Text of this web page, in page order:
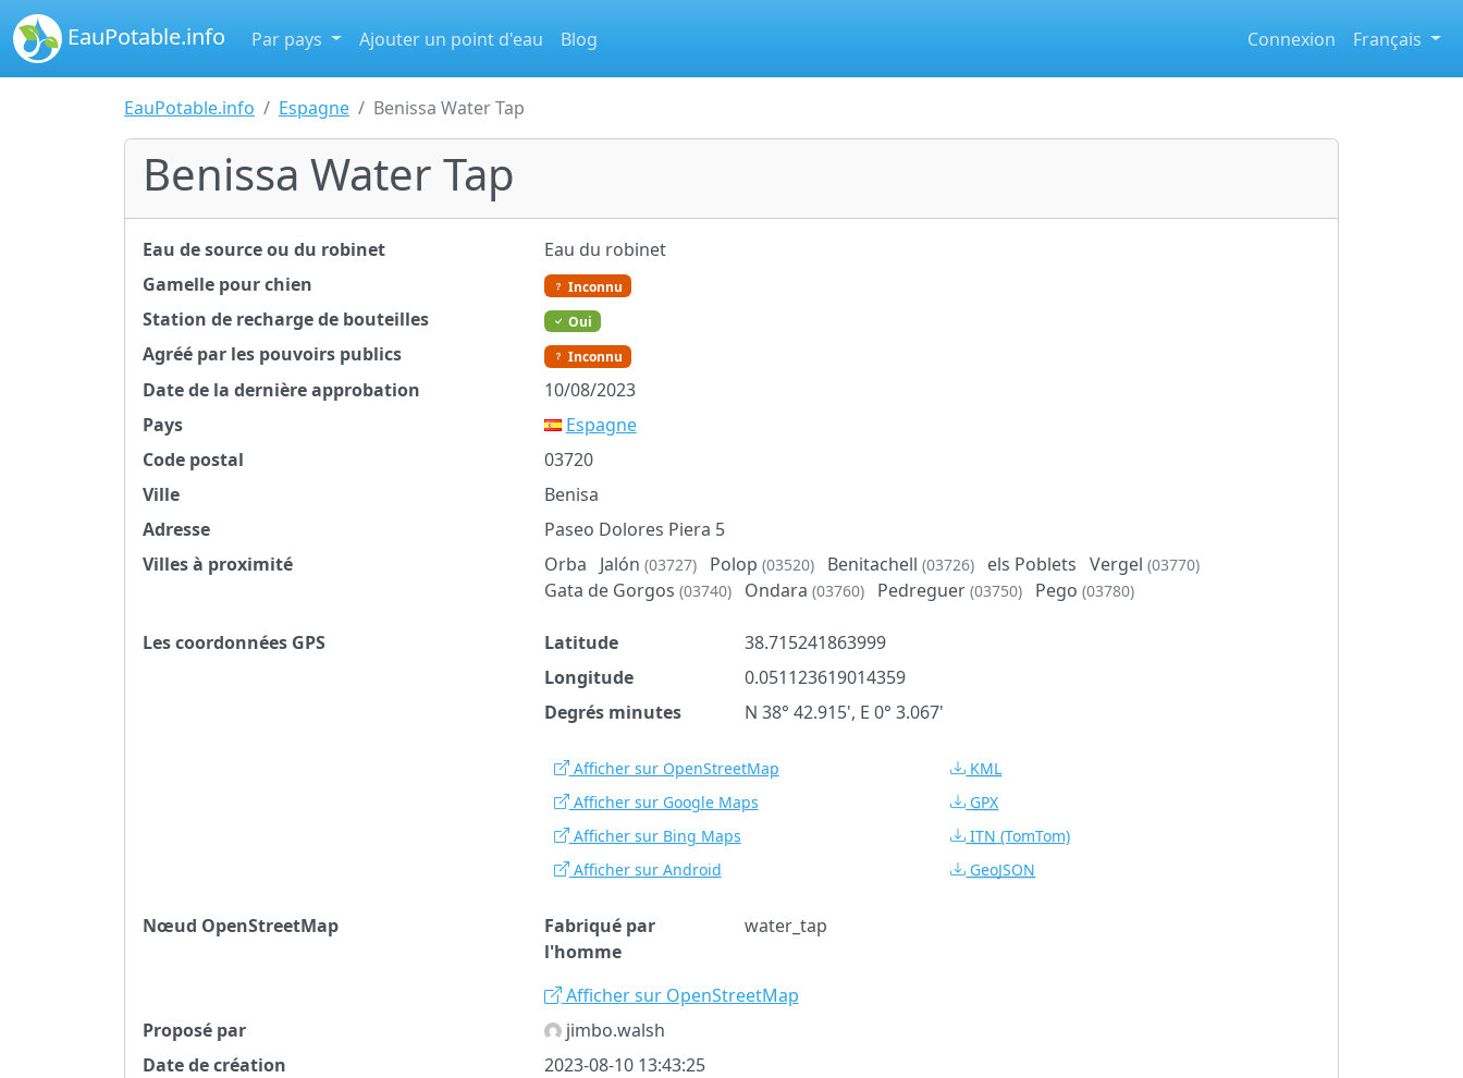
EauPotable.info Par pays Ajouter un point d'eau Blog Connexion Français
EauPotable.info Espagne Benissa Water Tap
Benissa Water Tap
Eau de source ou du robinet
Eau du robinet
Gamelle pour chien
Inconnu
Station de recharge de bouteilles Oui
Agréé par les pouvoirs publics Inconnu
Date de la dernière approbation
10/08/2023
Pays
Espagne
Code postal
03720
Ville
Benisa
Adresse
Paseo Dolores Piera 5
Villes à proximité
Orba Jalón (03727) Polop (03520) Benitachell (03726) els Poblets Vergel (03770)
Gata de Gorgos (03740) Ondara (03760) Pedreguer (03750) Pego (03780)
Les coordonnées GPS Latitude
38.715241863999
Longitude
0.051123619014359
Degrés minutes
N 38° 42.915', E 0° 3.067'
Afficher sur OpenStreetMap
Afficher sur Google Maps
Afficher sur Bing Maps
Afficher sur Android
KML
GPX
ITN (TomTom)
GeoJSON
Nœud OpenStreetMap
Fabriqué par
l'homme
water_tap
Afficher sur OpenStreetMap
Proposé par
jimbo.walsh
Date de création
2023-08-10 13:43:25